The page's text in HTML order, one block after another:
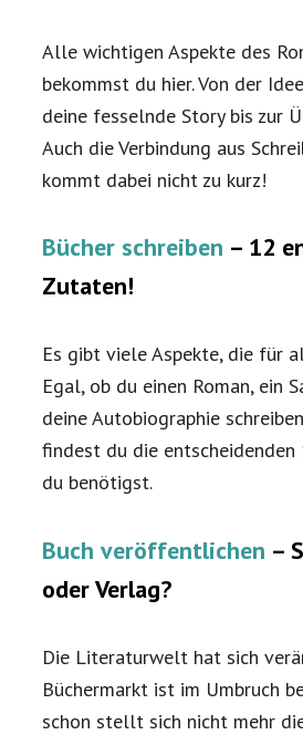
Alle wichtigen Aspekte des
bekommst du hier. Von der
deine fesselnde Story bis zur
Auch die Verbindung aus
kommt dabei nicht zu kurz!
Bücher schreiben – 12
Zutaten!
Es gibt viele Aspekte, die für
Egal, ob du einen Roman, ein
deine Autobiographie
findest du die
du benötigst.
Buch veröffentlichen –
oder Verlag?
Die Literaturwelt hat sich
Büchermarkt ist im Umbruch
schon stellt sich nicht mehr